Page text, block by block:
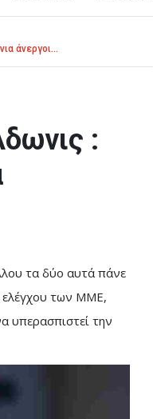
άνεργοι…
:
τα δύο αυτά πάνε
ελέγχου των ΜΜΕ,
υπερασπιστεί την